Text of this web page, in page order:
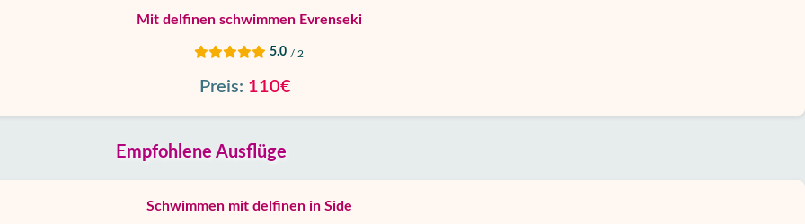
Mit delfinen schwimmen Evrenseki
5.0 / 2
Preis: 110€
Empfohlene Ausflüge
Schwimmen mit delfinen in Side